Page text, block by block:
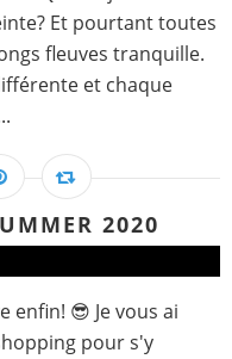
Et pourtant toutes
fleuves tranquille.
et chaque
2020
😎 Je vous ai
pour s'y